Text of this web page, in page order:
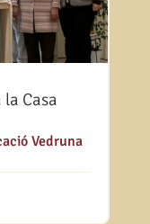
Casa
Vedruna